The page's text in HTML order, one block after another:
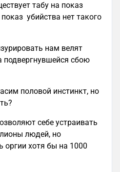
табу на показ
убийства нет такого
нам велят
подвергнувшейся сбою
половой инстинкт, но
себе устраивать
людей, но
оргии хотя бы на 1000